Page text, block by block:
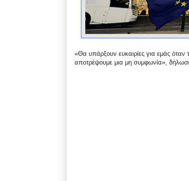
«Θα υπάρξουν ευκαιρίες για εμάς όταν
αποτρέψουμε μια μη συμφωνία»,